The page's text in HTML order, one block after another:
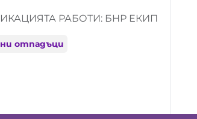
РАБОТИ: БНР ЕКИП
отпадъци